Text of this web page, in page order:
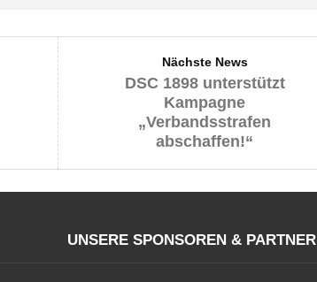
Nächste News
DSC 1898 unterstützt
Kampagne
„Verbandsstrafen
abschaffen!“
UNSERE SPONSOREN & PARTNER